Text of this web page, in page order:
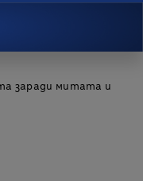
заради митата и